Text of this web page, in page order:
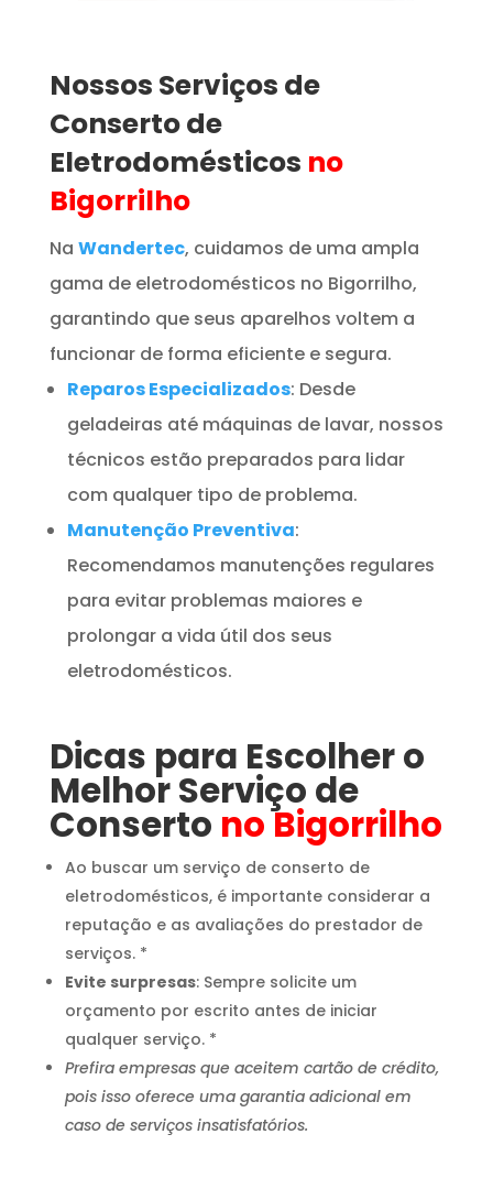
Nossos Serviços de
Conserto de
Eletrodomésticos no
Bigorrilho
Na Wandertec, cuidamos de uma ampla
gama de eletrodomésticos no Bigorrilho,
garantindo que seus aparelhos voltem a
funcionar de forma eficiente e segura.
Reparos Especializados: Desde
geladeiras até máquinas de lavar, nossos
técnicos estão preparados para lidar
com qualquer tipo de problema.
Manutenção Preventiva:
Recomendamos manutenções regulares
para evitar problemas maiores e
prolongar a vida útil dos seus
eletrodomésticos.
Dicas para Escolher o
Melhor Serviço de
Conserto no Bigorrilho
Ao buscar um serviço de conserto de
eletrodomésticos, é importante considerar a
reputação e as avaliações do prestador de
serviços. *
Evite surpresas: Sempre solicite um
orçamento por escrito antes de iniciar
qualquer serviço. *
Prefira empresas que aceitem cartão de crédito,
pois isso oferece uma garantia adicional em
caso de serviços insatisfatórios.